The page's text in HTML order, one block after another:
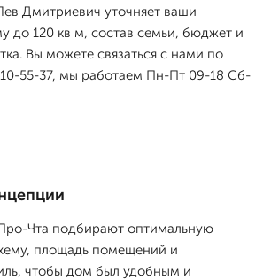
Дмитpиевич уточняет ваши
до 120 кв м, состав семьи, бюджет и
Вы можете связаться с нами по
55-37, мы работаем Пн-Пт 09-18 Сб-
Чта подбирают оптимальную
площадь помещений и
чтобы дом был удобным и